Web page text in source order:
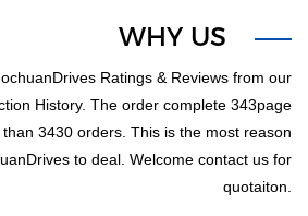
WHY US 1
Ratings & Reviews from our
History. The order complete 343page
3430 orders. This is the most reason
to deal. Welcome contact us for
quotaiton.